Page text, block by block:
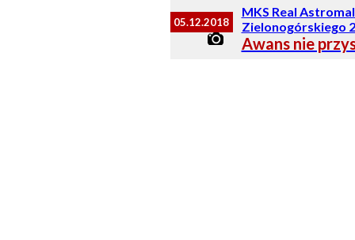
05.12.2018
MKS Real
Zielonogórskiego
Awans nie